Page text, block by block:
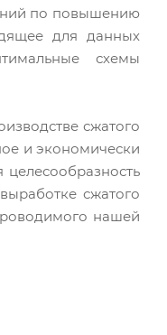
по повышению
для данных
схемы
сжатого
и экономически
сжатого
нашей